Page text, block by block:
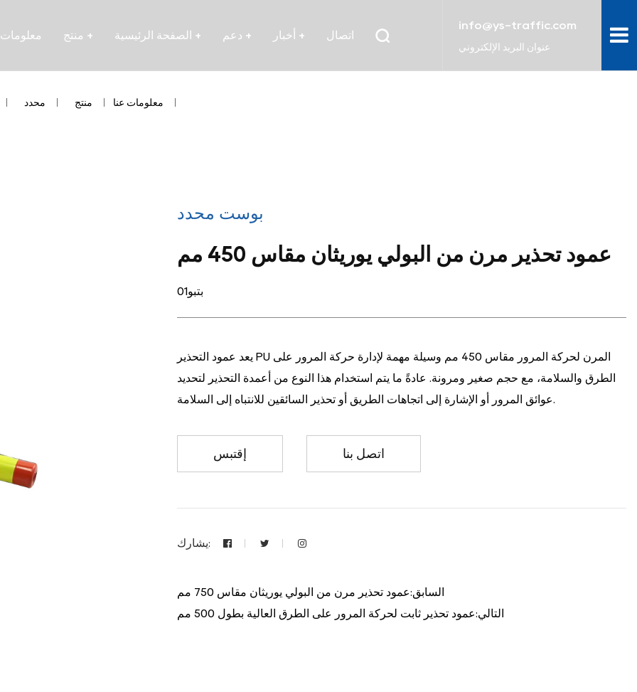
معلومات منتج + الصفحة الرئيسية + دعم + أخبار + اتصال
info@ys-traffic.com
عنوان البريد الإلكتروني
معلومات عنا منتج محدد
بوست محدد
عمود تحذير مرن من البولي يوريثان مقاس 450 مم
بتبو01
يعد عمود التحذير PU المرن لحركة المرور مقاس 450 مم وسيلة مهمة لإدارة حركة المرور على
الطرق والسلامة، مع حجم صغير ومرونة. عادةً ما يتم استخدام هذا النوع من أعمدة التحذير لتحديد
إقتبس اتصل بنا
يشارك:
السابق:عمود تحذير مرن من البولي يوريثان مقاس 750 مم
التالي:عمود تحذير ثابت لحركة المرور على الطرق العالية بطول 500 مم